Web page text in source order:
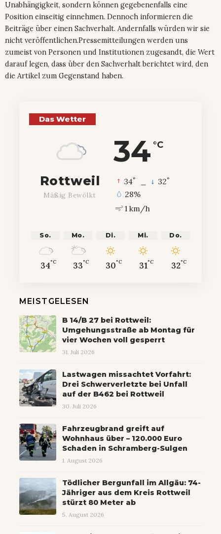
Unabhängigkeit, sondern können gegebenenfalls eine
Position einseitig einnehmen. Dennoch informieren die
Beiträge über einen Sachverhalt. Andernfalls würden wir sie
nicht veröffentlichen.Pressemitteilungen werden uns
zumeist von Personen und Institutionen zugesandt, die Wert
darauf legen, dass über den Sachverhalt berichtet wird, den
die Artikel zum Gegenstand haben.
Das Wetter
34 °C
Rottweil
Mäßig Bewölkt
34° 32°
28%
1 km/h
So.
34°C
Mo.
33°C
Di.
30°C
Mi.
31°C
Do.
32°C
MEISTGELESEN
B 14/B 27 bei Rottweil:
Umgehungsstraße ab Montag für
vier Wochen voll gesperrt
31. Juli 2026
Lastwagen missachtet Vorfahrt:
Drei Schwerverletzte bei Unfall
auf der B462 bei Rottweil
30. Juli 2026
Fahrzeugbrand greift auf
Wohnhaus über – 120.000 Euro
Schaden in Schramberg-Sulgen
1. August 2026
Tödlicher Bergunfall im Allgäu: 74-
Jähriger aus dem Kreis Rottweil
stürzt 80 Meter ab
5. August 2026